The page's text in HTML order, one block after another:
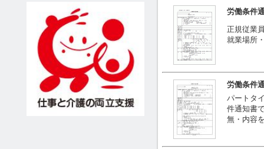
労働条件
正規従業
就業場所
労働条件
パートタ
件通知書
無・内容